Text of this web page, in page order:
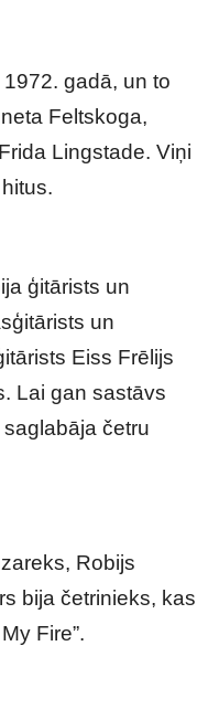
gadā, un to
Feltskoga,
Lingstade. Viņi
ģitārists un
un
Eiss Frēlijs
Lai gan sastāvs
četru
Robijs
bija četrinieks, kas
Fire”.